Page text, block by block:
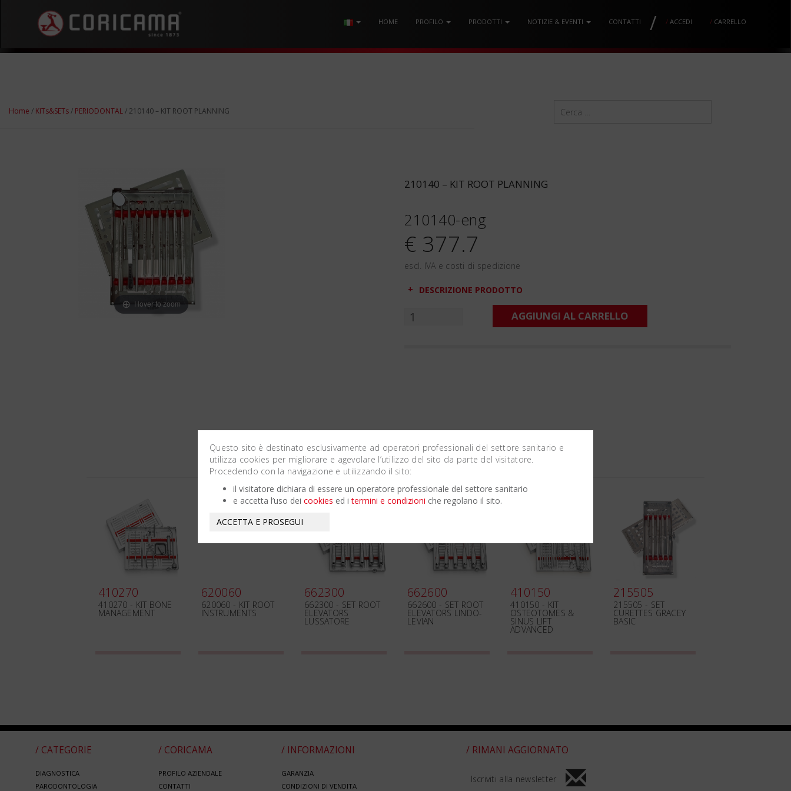
HOME PROFILO PRODOTTI NOTIZIE & EVENTI CONTATTI / / ACCEDI / CARRELLO
Home / KITs&SETs/ PERIODONTAL/ 210140 – KIT ROOT PLANNING
Hover to zoom
210140 – KIT ROOT PLANNING
210140-eng
€ 377.7
escl. IVA e costi di spedizione
DESCRIZIONE PRODOTTO
AGGIUNGI AL CARRELLO
Related Products
410270
410270 - KIT BONE
MANAGEMENT
620060
620060 - KIT ROOT
INSTRUMENTS
662300
662300 - SET ROOT
ELEVATORS
LUSSATORE
662600
662600 - SET ROOT
ELEVATORS LINDO-
LEVIAN
410150
410150 - KIT
OSTEOTOMES &
SINUS LIFT
ADVANCED
215505
215505 - SET
CURETTES GRACEY
BASIC
/ CATEGORIE
DIAGNOSTICA
PARODONTOLOGIA
/ CORICAMA
PROFILO AZIENDALE
CONTATTI
/ INFORMAZIONI
GARANZIA
CONDIZIONI DI VENDITA
/ RIMANI AGGIORNATO
Iscriviti alla newsletter
Questo sito è destinato esclusivamente ad operatori professionali del settore sanitario e
utilizza cookies per migliorare e agevolare l’utilizzo del sito da parte del visitatore.
Procedendo con la navigazione e utilizzando il sito:
il visitatore dichiara di essere un operatore professionale del settore sanitario
e accetta l’uso dei cookies ed itermini e condizioni che regolano il sito.
ACCETTA E PROSEGUI